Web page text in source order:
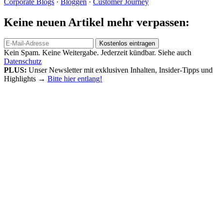
Keine neuen Artikel mehr verpassen:
Kein Spam. Keine Weitergabe. Jederzeit kündbar. Siehe auch
Datenschutz
PLUS: Unser Newsletter mit exklusiven Inhalten, Insider-Tipps und
Highlights → Bitte hier entlang!